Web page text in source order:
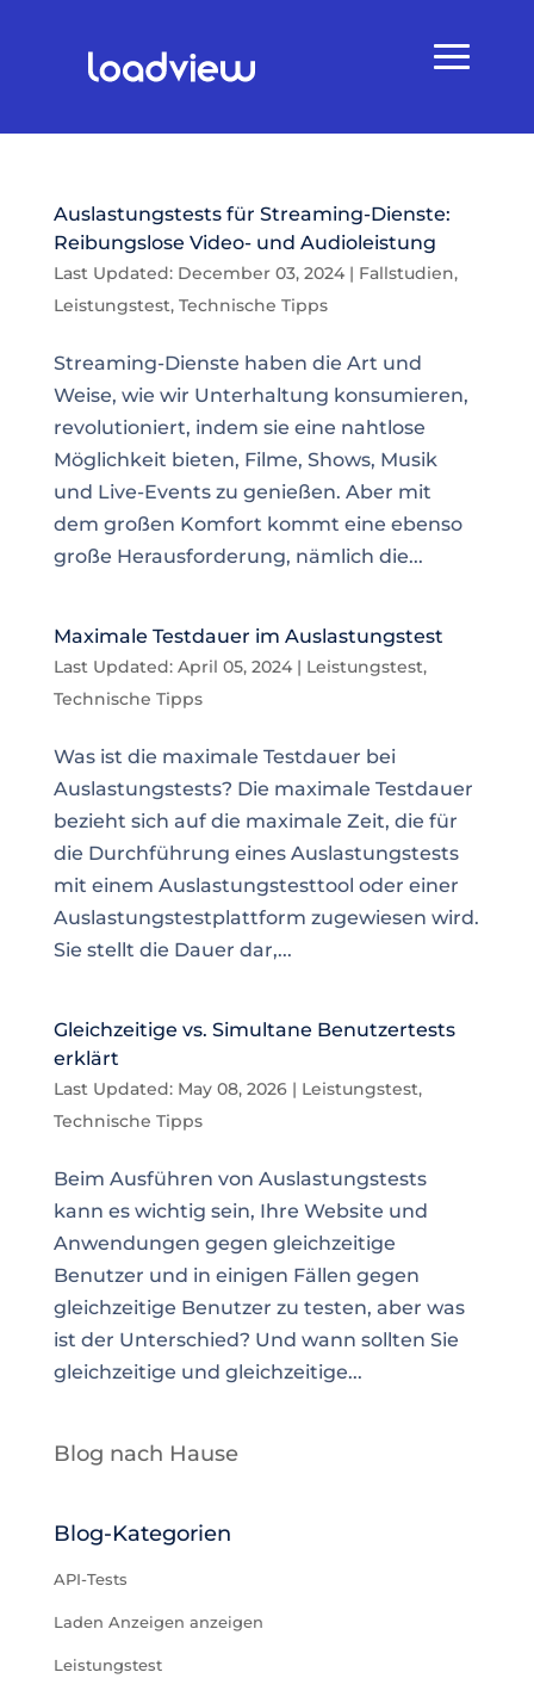
Auslastungstests für Streaming-Dienste:
Reibungslose Video- und Audioleistung
Last Updated: December 03, 2024| Fallstudien,
Leistungstest, Technische Tipps
Streaming-Dienste haben die Art und
Weise, wie wir Unterhaltung konsumieren,
revolutioniert, indem sie eine nahtlose
Möglichkeit bieten, Filme, Shows, Musik
und Live-Events zu genießen. Aber mit
dem großen Komfort kommt eine ebenso
große Herausforderung, nämlich die...
Maximale Testdauer im Auslastungstest
Last Updated: April 05, 2024| Leistungstest,
Technische Tipps
Was ist die maximale Testdauer bei
Auslastungstests? Die maximale Testdauer
bezieht sich auf die maximale Zeit, die für
die Durchführung eines Auslastungstests
mit einem Auslastungstesttool oder einer
Auslastungstestplattform zugewiesen wird.
Sie stellt die Dauer dar,...
Gleichzeitige vs. Simultane Benutzertests
erklärt
Last Updated: May 08, 2026| Leistungstest,
Technische Tipps
Beim Ausführen von Auslastungstests
kann es wichtig sein, Ihre Website und
Anwendungen gegen gleichzeitige
Benutzer und in einigen Fällen gegen
gleichzeitige Benutzer zu testen, aber was
ist der Unterschied? Und wann sollten Sie
gleichzeitige und gleichzeitige...
Blog nach Hause
Blog-Kategorien
API-Tests
Laden Anzeigen anzeigen
Leistungstest